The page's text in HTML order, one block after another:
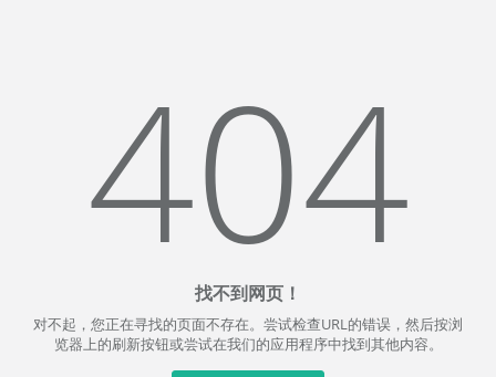
404
找不到网页！
对不起，您正在寻找的页面不存在。尝试检查URL的错误，然后按浏
览器上的刷新按钮或尝试在我们的应用程序中找到其他内容。